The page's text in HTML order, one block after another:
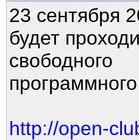
23 сентября
будет
свободного
http://open-